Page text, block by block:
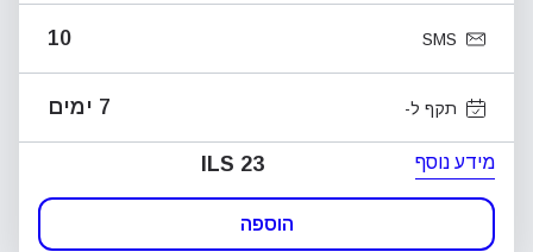
SMS
10
תקף ל- 7 ימים
מידע נוסף ILS 23
הוספה